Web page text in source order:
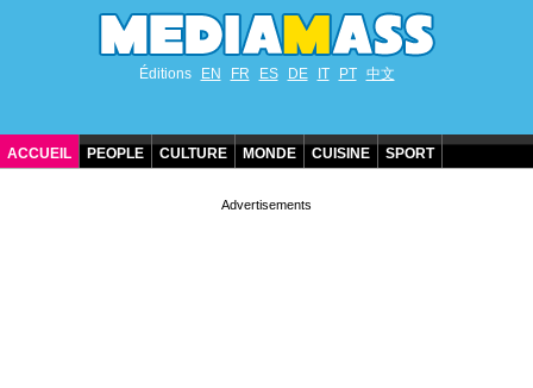
Éditions EN FR ES DE IT PT 中文
ACCUEIL PEOPLE CULTURE MONDE CUISINE SPORT